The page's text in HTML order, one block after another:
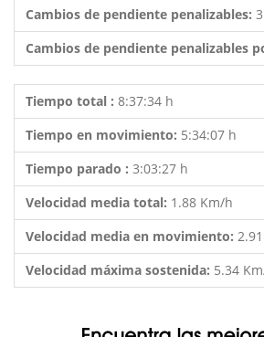
Cambios de pendiente penalizables: 3
Cambios de pendiente penalizables
Tiempo total : 8:37:34 h
Tiempo en movimiento: 5:34:07 h
Tiempo parado : 3:03:27 h
Velocidad media total: 1.88 Km/h
Velocidad media en movimiento:
Velocidad máxima sostenida: 5.34